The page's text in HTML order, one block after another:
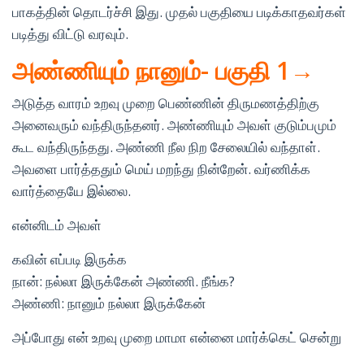
பாகத்தின் தொடர்ச்சி இது. முதல் பகுதியை படிக்காதவர்கள்
படித்து விட்டு வரவும்.
அண்ணியும் நானும்- பகுதி 1→
அடுத்த வாரம் உறவு முறை பெண்ணின் திருமணத்திற்கு
அனைவரும் வந்திருந்தனர். அண்ணியும் அவள் குடும்பமும்
கூட வந்திருந்தது. அண்ணி நீல நிற சேலையில் வந்தாள்.
அவளை பார்த்ததும் மெய் மறந்து நின்றேன். வர்ணிக்க
வார்த்தையே இல்லை.
என்னிடம் அவள்
கவின் எப்படி இருக்க
நான்: நல்லா இருக்கேன் அண்ணி. நீங்க?
அண்ணி: நானும் நல்லா இருக்கேன்
அப்போது என் உறவு முறை மாமா என்னை மார்க்கெட் சென்று